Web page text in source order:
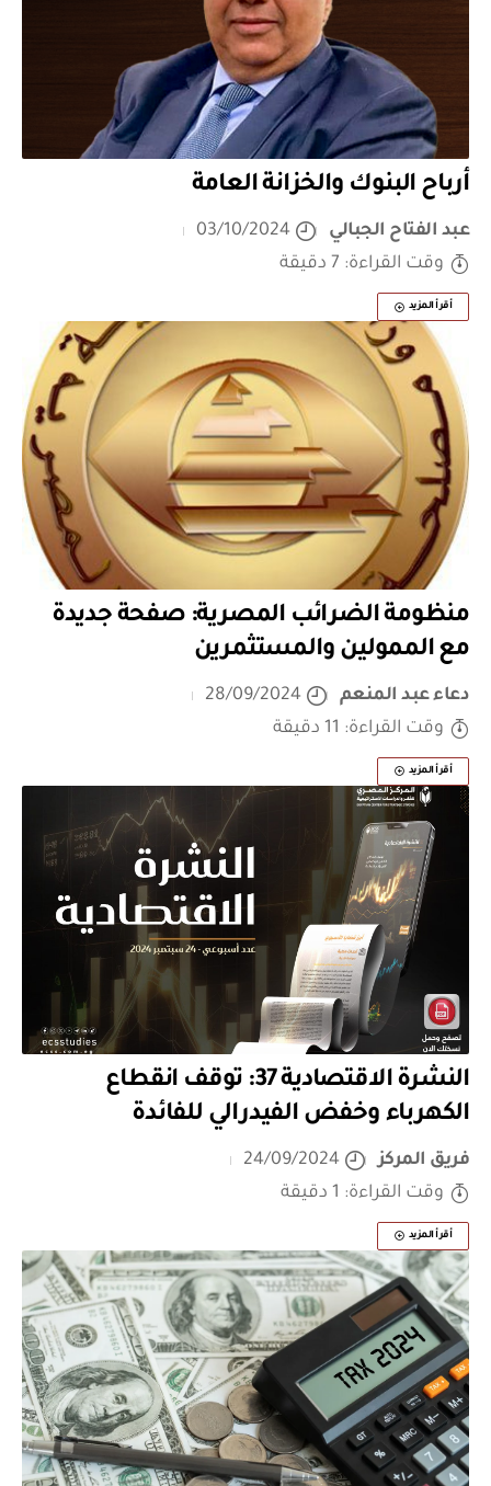
أرباح البنوك والخزانة العامة
عبد الفتاح الجبالي
03/10/2024
وقت القراءة: 7 دقيقة
أقرأ المزيد
منظومة الضرائب المصرية: صفحة جديدة
مع الممولين والمستثمرين
دعاء عبد المنعم
28/09/2024
وقت القراءة: 11 دقيقة
أقرأ المزيد
النشرة الاقتصادية 37: توقف انقطاع
الكهرباء وخفض الفيدرالي للفائدة
فريق المركز
24/09/2024
وقت القراءة: 1 دقيقة
أقرأ المزيد